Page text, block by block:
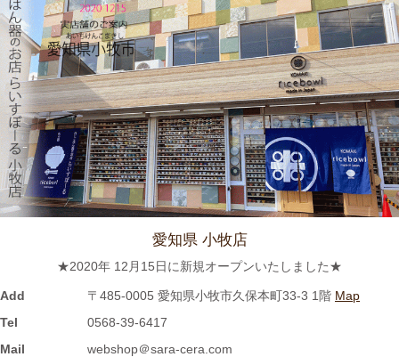
≪新着商品≫ 波佐見焼のアップル柄とラフランス柄の小さめテ
ィーポット新入荷しました♪数量限定販売中！！
2023/12/1
≪おすすめ≫ 寒～い朝には、具沢山のあったか～いスープを信
楽焼スープカップでいかがでしょうか？
2023/11/16
≪新着商品≫ 波佐見焼のラフランスとりんごのマグカップ新入
荷しました♪先行販売中！！
2023/11/1
≪再入荷≫窯出し入荷しました♪松助窯 お野菜たっぷり担麺 タン
愛知県 小牧店
★2020年 12月15日に新規オープンいたしました★
Add 〒485-0005 愛知県小牧市久保本町33-3 1階 Map
Tel
0568-39-6417
Mail
webshop＠sara-cera.com